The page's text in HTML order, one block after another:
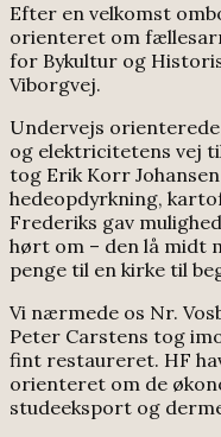
Efter en velkomst
orienteret om
for Bykultur og
Viborgvej.
Undervejs
og elektricitetens vej
tog Erik Korr
hedeopdyrkning,
Frederiks gav
hørt om – den lå midt
penge til en kirke til
Vi nærmede os Nr.
Peter Carstens tog
fint restaureret. HF
orienteret om de
studeeksport og